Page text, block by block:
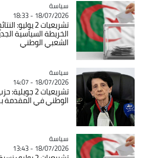
Catégorie
سياسة
18/07/2026 - 18:33
تشريعيات 2 يوليو:
الخريطة السياسية
الشعبي الوطني
Catégorie
سياسة
18/07/2026 - 14:07
تشريعيات 2
الوطني في المقدمة بـ91 مقعدا
Catégorie
سياسة
18/07/2026 - 13:43